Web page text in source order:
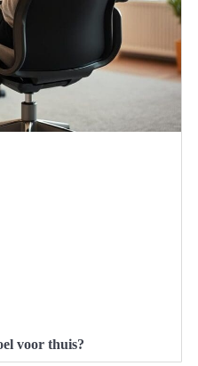
voor thuis?